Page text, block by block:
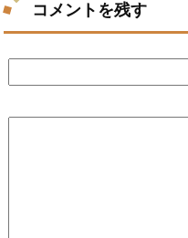
コメントを残す